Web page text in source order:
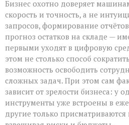
Бизнес охотно доверяет
скорость и точность, а не
запросов, формирование
прогноз остатков на складе —
первыми уходят в цифровую
этом не столько способ
возможность освободить
сложных задач. При этом сам
зависит от зрелости бизнеса: у
инструменты уже встроены в
другие только присматриваются